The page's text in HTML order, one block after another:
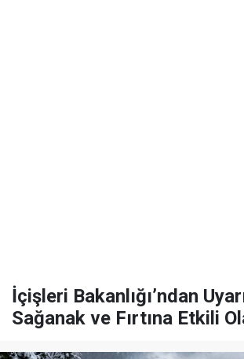
İçişleri Bakanlığı’ndan
Sağanak ve Fırtına Etkili